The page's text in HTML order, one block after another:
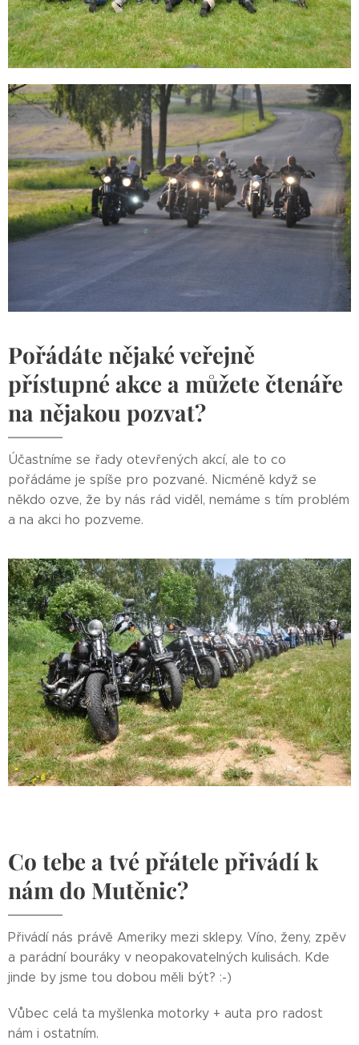
Pořádáte nějaké veřejně
přístupné akce a můžete čtenáře
na nějakou pozvat?
Účastníme se řady otevřených akcí, ale to co
pořádáme je spíše pro pozvané. Nicméně když se
někdo ozve, že by nás rád viděl, nemáme s tím problém
a na akci ho pozveme.
Co tebe a tvé přátele přivádí k
nám do Mutěnic?
Přivádí nás právě Ameriky mezi sklepy. Víno, ženy, zpěv
a parádní bouráky v neopakovatelných kulisách. Kde
jinde by jsme tou dobou měli být? :-)
Vůbec celá ta myšlenka motorky + auta pro radost
nám i ostatním.